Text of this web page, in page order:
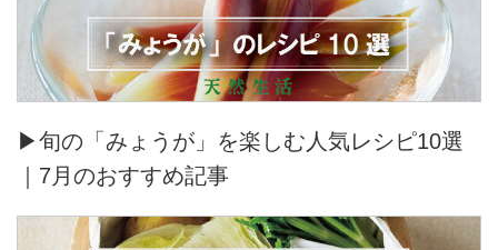
▶旬の「みょうが」を楽しむ人気レシピ10選
｜7月のおすすめ記事